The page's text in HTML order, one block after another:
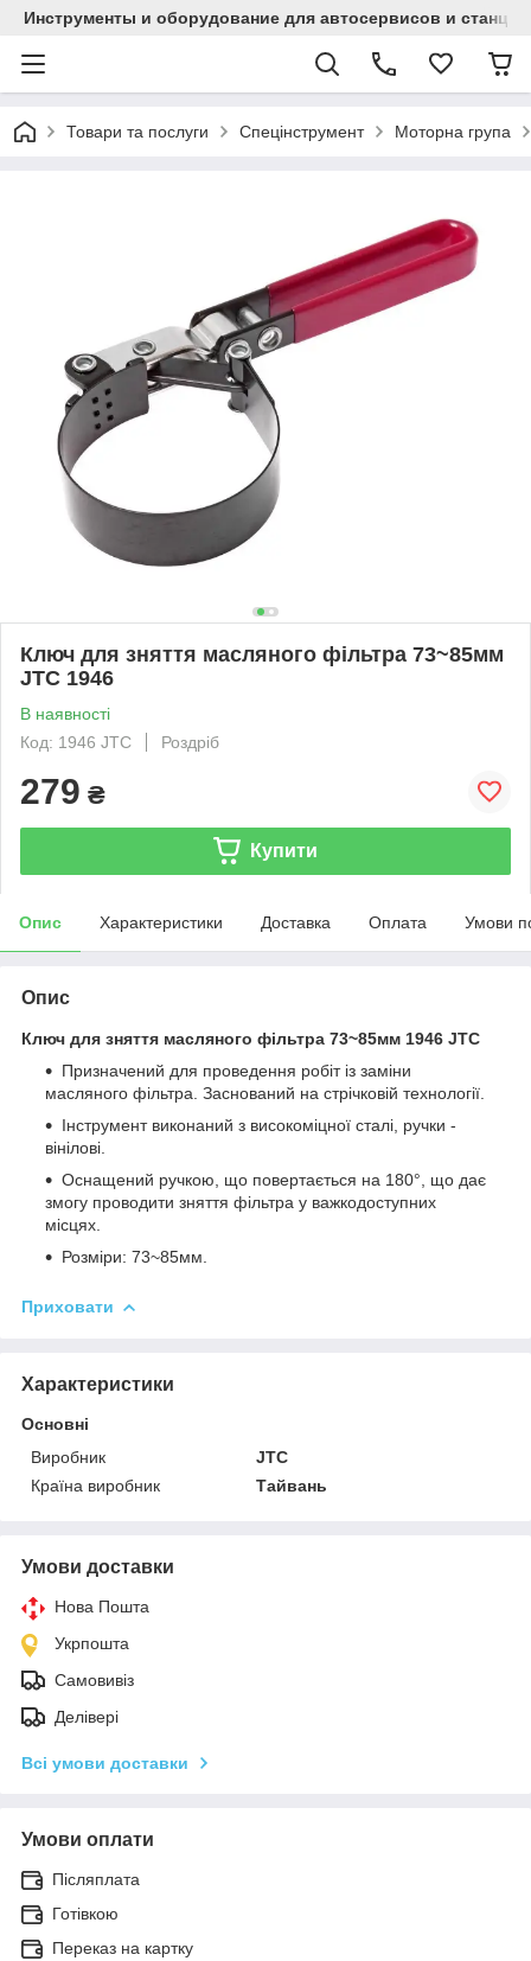
Инструменты и оборудование для автосервисов и
Товари та послуги Спецінструмент Моторна група
Ключ для зняття масляного фільтра 73~85мм
JTC 1946
В наявності
Код: 1946 JTC
Роздріб
279 ₴
Купити
Опис Характеристики Доставка Оплата Умови
Опис
Ключ для зняття масляного фільтра 73~85мм 1946 JTC
Призначений для проведення робіт із заміни
масляного фільтра. Заснований на стрічковій технології.
Інструмент виконаний з високоміцної сталі, ручки -
вінілові.
Оснащений ручкою, що повертається на 180°, що дає
змогу проводити зняття фільтра у важкодоступних
місцях.
Розміри: 73~85мм.
Приховати
Характеристики
Основні
Виробник
JTC
Країна виробник
Тайвань
Умови доставки
Нова Пошта
Укрпошта
Самовивіз
Делівері
Всі умови доставки
Умови оплати
Післяплата
Готівкою
Переказ на картку